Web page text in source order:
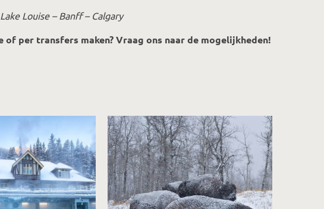
Louise – Banff – Calgary
per transfers maken? Vraag ons naar de mogelijkheden!